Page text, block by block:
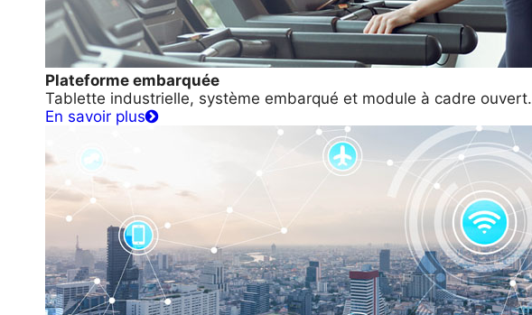
Plateforme embarquée
Tablette industrielle, système embarqué et module à cadre ouvert.
En savoir plus